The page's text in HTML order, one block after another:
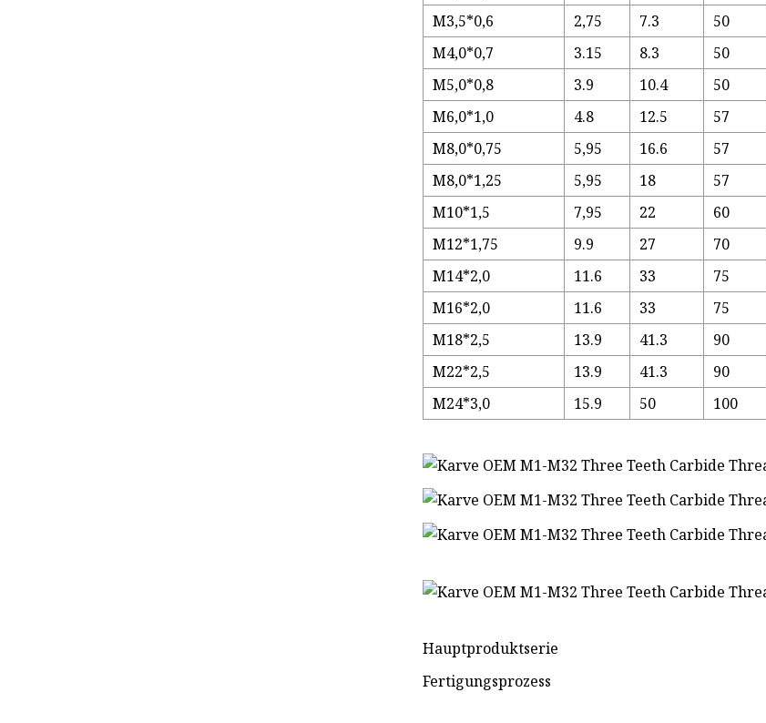
M3,5*0,6
2,75 7.3 50
M4,0*0,7
3.15 8.3 50
M5,0*0,8
3.9 10.4 50
M6,0*1,0
4.8 12.5 57
M8,0*0,75
5,95 16.6 57
M8,0*1,25
5,95 18 57
M10*1,5
7,95 22 60
M12*1,75
9.9 27 70
M14*2,0
11.6 33 75
M16*2,0
11.6 33 75
M18*2,5
13.9 41.3 90
M22*2,5
13.9 41.3 90
M24*3,0
15.9 50 100
Hauptproduktserie
Fertigungsprozess